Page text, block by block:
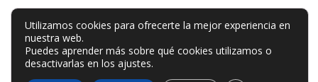
Utilizamos cookies para ofrecerte la mejor experiencia en
nuestra web.
Puedes aprender más sobre qué cookies utilizamos o
desactivarlas en los ajustes.